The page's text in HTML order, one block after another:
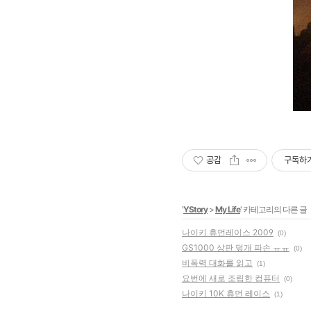
공감 구독하
'YStory>My Life' 카테고리의 다른 글
나이키 휴먼레이스 2009 (0)
GS1000 상판 덮개 파손 ㅠㅠ (0)
비폭력 대화를 읽고 (1)
요번에 새로 조립한 컴퓨터 (0)
나이키 10K 휴먼 레이스 (1)